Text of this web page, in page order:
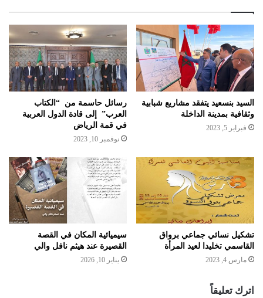
السيد بنسعيد يتفقد مشاريع شبابية
وثقافية بمدينة الداخلة
فبراير 5, 2023
رسائل حاسمة من “الكتاب
العرب” إلى قادة الدول العربية
في قمة الرياض
نوفمبر 10, 2023
تشكيل نسائي جماعي برواق
القاسمي تخليدا لعيد المرأة
مارس 4, 2023
سيميائية المكان في القصة
القصيرة عند هيثم نافل والي
يناير 10, 2026
اترك تعليقاً